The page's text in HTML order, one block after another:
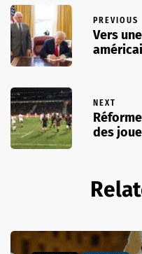
PREVIOUS
Vers
NEXT
des